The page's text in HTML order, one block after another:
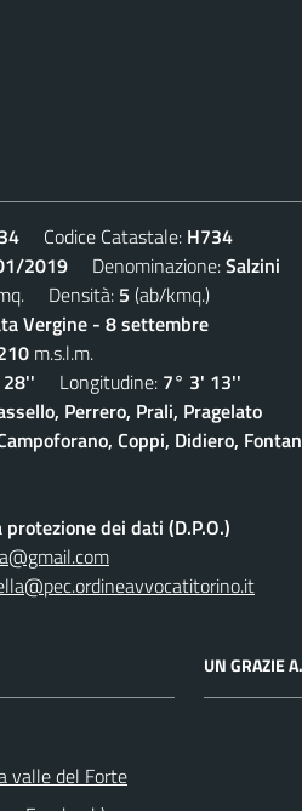
Codice Catastale: H734
2019 Denominazione:Salzini
Densità: 5 (ab/kmq.)
Vergine - 8 settembre
m.s.l.m.
Longitudine: 7° 3' 13''
Perrero, Prali, Pragelato
Coppi, Didiero,
dei dati (D.P.O.)
valle del Forte
UN GRAZIE